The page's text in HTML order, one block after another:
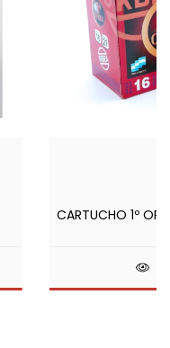
CARTUCHO 1º